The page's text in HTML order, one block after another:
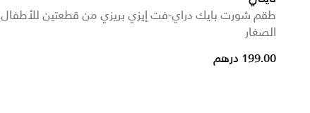
طقم شورت بايك دراي-فت إيزي بريزي من قطعتين للأطفال
الصغار
199.00 درهم